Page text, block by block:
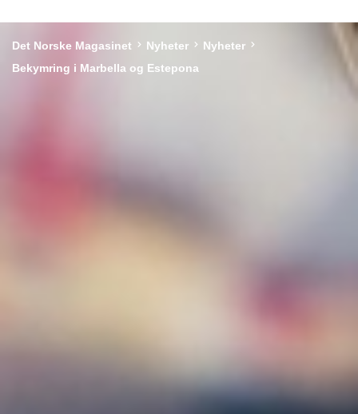
Det Norske Magasinet Nyheter
Nyheter
Bekymring i Marbella og Estepona